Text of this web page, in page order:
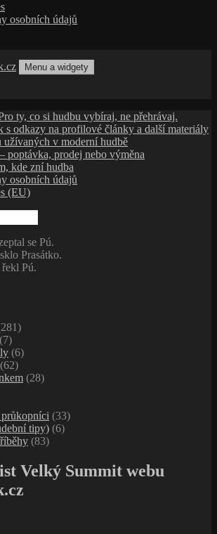
osobních údajů
Menu a widgety
ty, co si hudbu vybíraj, ne přehrávaj.
s odkazy na profilové články a další materiály
v moderní hudbě
prodej nebo výměna
kde zní hudba
osobních údajů
(EU)
se Pú.
Prasátko.
Pú.
(7)
(6)
(62)
(28)
(33)
tipy) (6)
(83)
Velký Summit webu